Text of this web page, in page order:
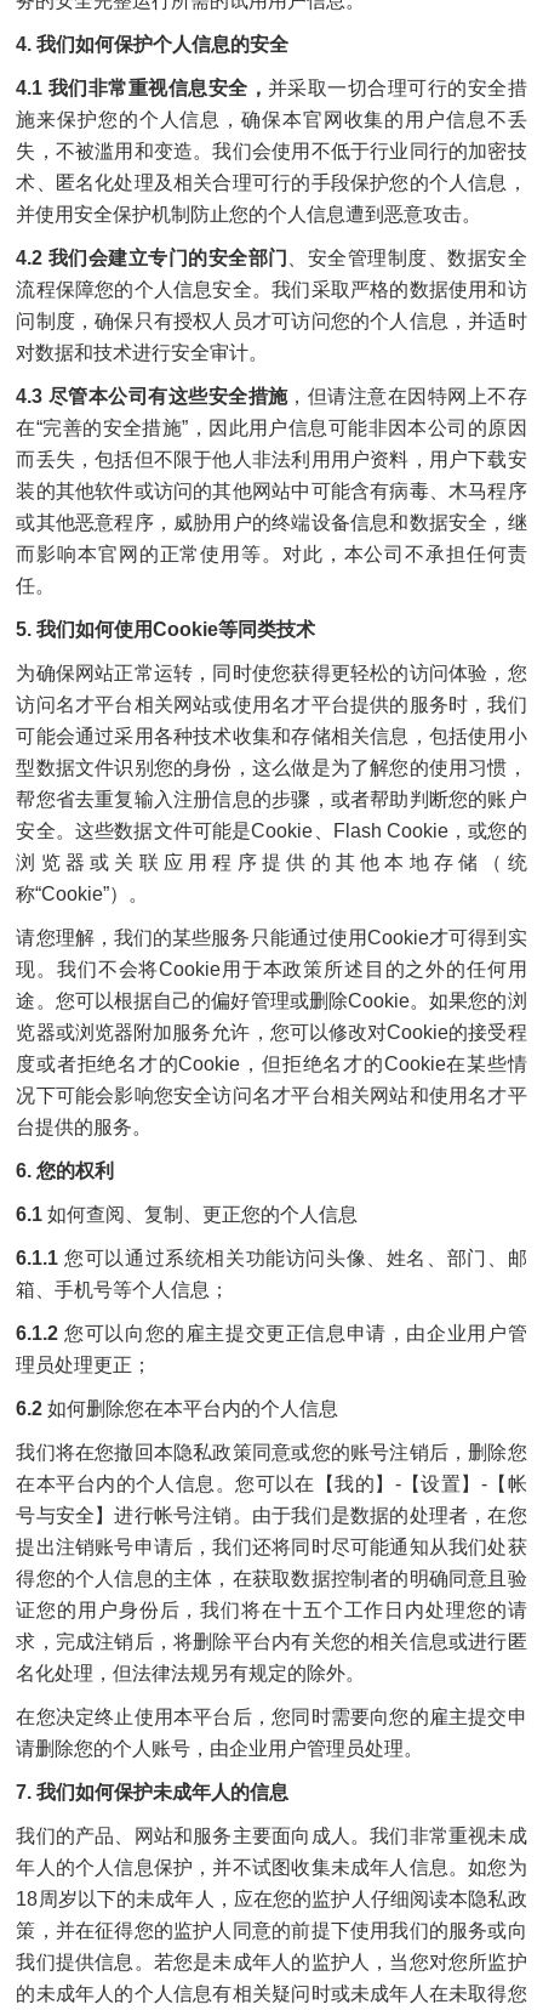
4. 我们如何保护个人信息的安全
4.1 我们非常重视信息安全， 并采取一切合理可行的安全措
施来保护您的个人信息，确保本官网收集的用户信息不丢
失，不被滥用和变造。我们会使用不低于行业同行的加密技
术、匿名化处理及相关合理可行的手段保护您的个人信息，
并使用安全保护机制防止您的个人信息遭到恶意攻击。
4.2 我们会建立专门的安全部门
、安全管理制度、数据安全
流程保障您的个人信息安全。我们采取严格的数据使用和访
问制度，确保只有授权人员才可访问您的个人信息，并适时
对数据和技术进行安全审计。
4.3 尽管本公司有这些安全措施，但请注意在因特网上不存
在“完善的安全措施”，因此用户信息可能非因本公司的原因
而丢失，包括但不限于他人非法利用用户资料，用户下载安
装的其他软件或访问的其他网站中可能含有病毒、木马程序
或其他恶意程序，威胁用户的终端设备信息和数据安全，继
而影响本官网的正常使用等。对此，本公司不承担任何责
任。
5. 我们如何使用Cookie等同类技术
为确保网站正常运转，同时使您获得更轻松的访问体验，您
访问名才平台相关网站或使用名才平台提供的服务时，我们
可能会通过采用各种技术收集和存储相关信息，包括使用小
型数据文件识别您的身份，这么做是为了解您的使用习惯，
帮您省去重复输入注册信息的步骤，或者帮助判断您的账户
安全。这些数据文件可能是Cookie、Flash Cookie，或您的
浏览器或关联应用程序提供的其他本地存储（统
称“Cookie”）。
请您理解，我们的某些服务只能通过使用Cookie才可得到实
现。我们不会将Cookie用于本政策所述目的之外的任何用
途。您可以根据自己的偏好管理或删除Cookie。如果您的浏
览器或浏览器附加服务允许，您可以修改对Cookie的接受程
度或者拒绝名才的Cookie，但拒绝名才的Cookie在某些情
况下可能会影响您安全访问名才平台相关网站和使用名才平
台提供的服务。
6. 您的权利
6.1如何查阅、复制、更正您的个人信息
6.1.1您可以通过系统相关功能访问头像、姓名、部门、邮
箱、手机号等个人信息；
6.1.2您可以向您的雇主提交更正信息申请，由企业用户管
理员处理更正；
6.2 如何删除您在本平台内的个人信息
我们将在您撤回本隐私政策同意或您的账号注销后，删除您
在本平台内的个人信息。您可以在【我的】-【设置】-【帐
号与安全】进行帐号注销。由于我们是数据的处理者，在您
提出注销账号申请后，我们还将同时尽可能通知从我们处获
得您的个人信息的主体，在获取数据控制者的明确同意且验
证您的用户身份后，我们将在十五个工作日内处理您的请
求，完成注销后，将删除平台内有关您的相关信息或进行匿
名化处理，但法律法规另有规定的除外。
在您决定终止使用本平台后，您同时需要向您的雇主提交申
请删除您的个人账号，由企业用户管理员处理。
7. 我们如何保护未成年人的信息
我们的产品、网站和服务主要面向成人。我们非常重视未成
年人的个人信息保护，并不试图收集未成年人信息。如您为
18周岁以下的未成年人，应在您的监护人仔细阅读本隐私政
策，并在征得您的监护人同意的前提下使用我们的服务或向
我们提供信息。若您是未成年人的监护人，当您对您所监护
的未成年人的个人信息有相关疑问时或未成年人在未取得您